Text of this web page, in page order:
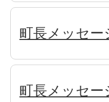
町長メッセー
町長メッセー